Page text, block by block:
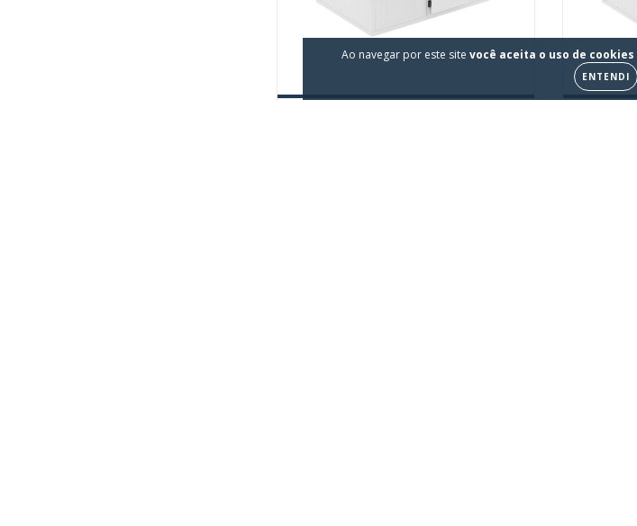
Ao navegar por este site você aceita o uso de cookies
ENTENDI